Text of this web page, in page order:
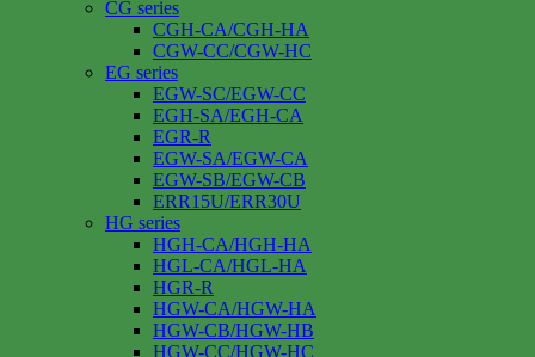
CG series
CGH-CA/CGH-HA
CGW-CC/CGW-HC
EG series
EGW-SC/EGW-CC
EGH-SA/EGH-CA
EGR-R
EGW-SA/EGW-CA
EGW-SB/EGW-CB
ERR15U/ERR30U
HG series
HGH-CA/HGH-HA
HGL-CA/HGL-HA
HGR-R
HGW-CA/HGW-HA
HGW-CB/HGW-HB
HGW-CC/HGW-HC